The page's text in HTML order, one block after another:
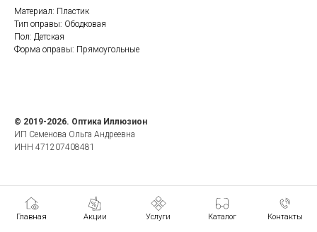
Главная Акции Услуги Каталог Контакты
Материал: Пластик
Тип оправы: Ободковая
Пол: Детская
Форма оправы: Прямоугольные
© 2019-2026. Оптика Иллюзион
ИП Семенова Ольга Андреевна
ИНН 471207408481